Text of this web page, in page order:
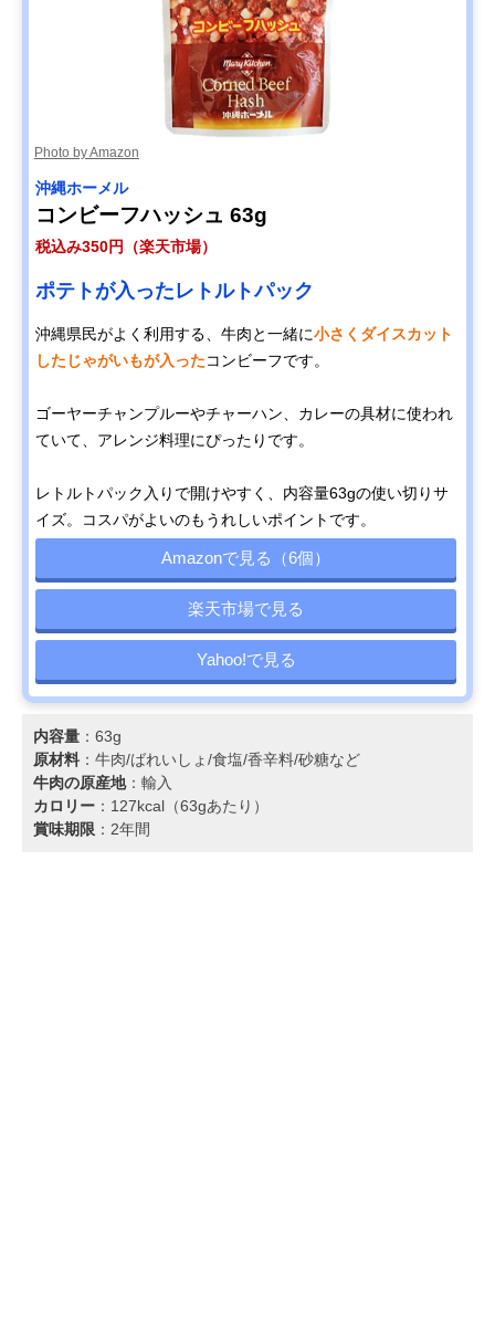
Photo by Amazon
‎沖縄ホーメル
コンビーフハッシュ 63g
税込み350円（楽天市場）
ポテトが入ったレトルトパック
沖縄県民がよく利用する、牛肉と一緒に小さくダイスカット
したじゃがいもが入ったコンビーフです。
ゴーヤーチャンプルーやチャーハン、カレーの具材に使われ
ていて、アレンジ料理にぴったりです。
レトルトパック入りで開けやすく、内容量63gの使い切りサ
イズ。コスパがよいのもうれしいポイントです。
Amazonで見る（6個）
楽天市場で見る
Yahoo!で見る
内容量 ：63g
原材料 ：牛肉/ばれいしょ/食塩/香辛料/砂糖など
牛肉の原産地：輸入
カロリー ：127kcal（63gあたり）
賞味期限 ：2年間